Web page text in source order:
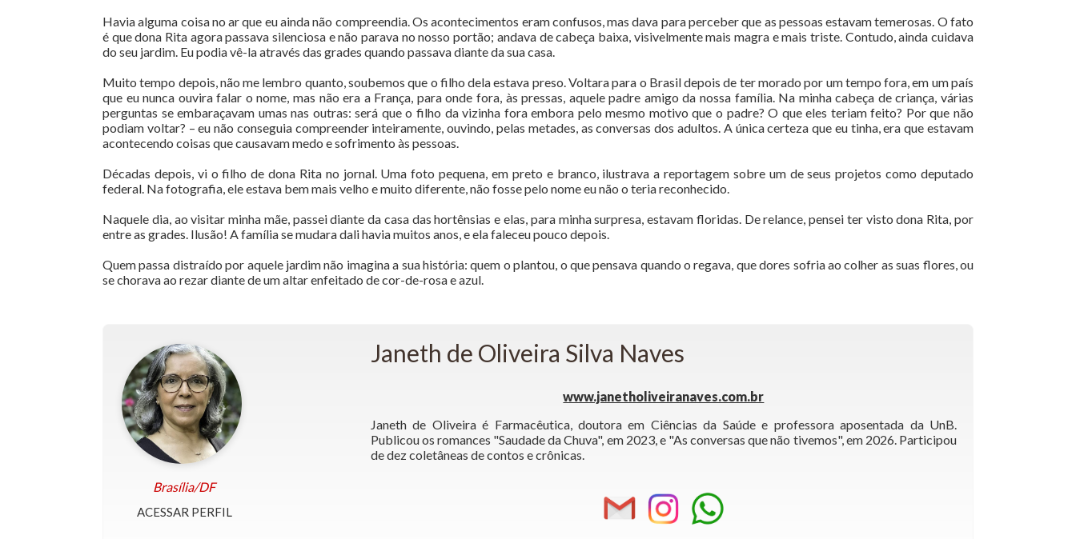
Havia alguma coisa no ar que eu ainda não compreendia. Os acontecimentos eram confusos, mas dava para perceber que as pessoas estavam temerosas. O fato
é que dona Rita agora passava silenciosa e não parava no nosso portão; andava de cabeça baixa, visivelmente mais magra e mais triste. Contudo, ainda cuidava
do seu jardim. Eu podia vê-la através das grades quando passava diante da sua casa.
Muito tempo depois, não me lembro quanto, soubemos que o filho dela estava preso. Voltara para o Brasil depois de ter morado por um tempo fora, em um país
que eu nunca ouvira falar o nome, mas não era a França, para onde fora, às pressas, aquele padre amigo da nossa família. Na minha cabeça de criança, várias
perguntas se embaraçavam umas nas outras: será que o filho da vizinha fora embora pelo mesmo motivo que o padre? O que eles teriam feito? Por que não
podiam voltar? – eu não conseguia compreender inteiramente, ouvindo, pelas metades, as conversas dos adultos. A única certeza que eu tinha, era que estavam
acontecendo coisas que causavam medo e sofrimento às pessoas.
Décadas depois, vi o filho de dona Rita no jornal. Uma foto pequena, em preto e branco, ilustrava a reportagem sobre um de seus projetos como deputado
federal. Na fotografia, ele estava bem mais velho e muito diferente, não fosse pelo nome eu não o teria reconhecido.
Naquele dia, ao visitar minha mãe, passei diante da casa das hortênsias e elas, para minha surpresa, estavam floridas. De relance, pensei ter visto dona Rita, por
entre as grades. Ilusão! A família se mudara dali havia muitos anos, e ela faleceu pouco depois.
Quem passa distraído por aquele jardim não imagina a sua história: quem o plantou, o que pensava quando o regava, que dores sofria ao colher as suas flores, ou
se chorava ao rezar diante de um altar enfeitado de cor-de-rosa e azul.
Brasília/DF
ACESSAR PERFIL
Janeth de Oliveira Silva Naves
www.janetholiveiranaves.com.br
Janeth de Oliveira é Farmacêutica, doutora em Ciências da Saúde e professora aposentada da UnB.
Publicou os romances "Saudade da Chuva", em 2023, e "As conversas que não tivemos", em 2026. Participou
de dez coletâneas de contos e crônicas.